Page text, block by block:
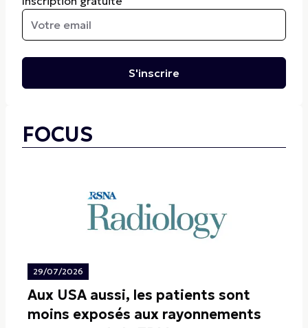
S'inscrire
FOCUS
29/07/2026
Aux USA aussi, les patients sont
moins exposés aux rayonnements